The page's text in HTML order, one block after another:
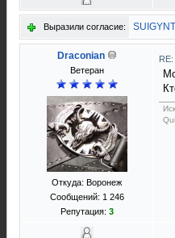
Выразили согласие:
Draconian
Ветеран
Откуда: Воронеж
Сообщений: 1 246
Репутация: 3